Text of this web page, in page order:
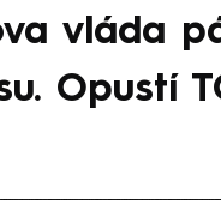
vláda
Opustí